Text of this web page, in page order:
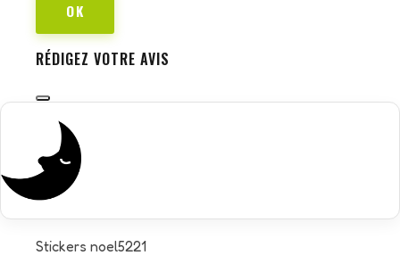
OK
RÉDIGEZ VOTRE AVIS
Stickers noel5221